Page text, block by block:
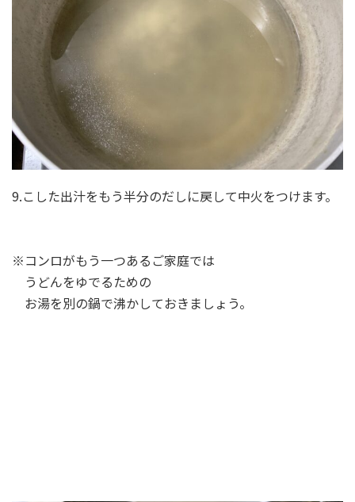
9.こした出汁をもう半分のだしに戻して中火をつけます。
※コンロがもう一つあるご家庭では
うどんをゆでるための
お湯を別の鍋で沸かしておきましょう。